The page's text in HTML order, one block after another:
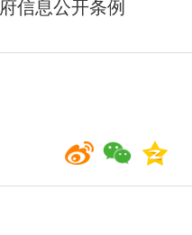
信息公开条例